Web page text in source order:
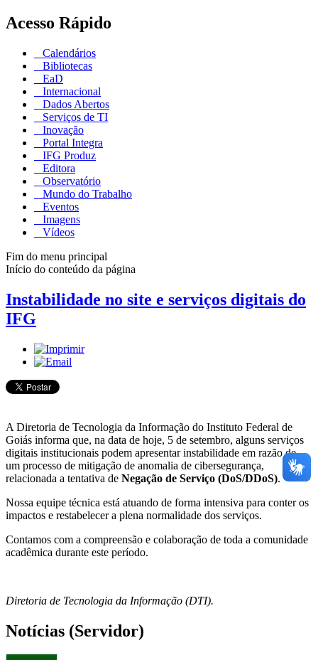
Acesso Rápido
Calendários
Bibliotecas
EaD
Internacional
Dados Abertos
Serviços de TI
Inovação
Portal Integra
IFG Produz
Editora
Observatório
Mundo do Trabalho
Eventos
Imagens
Vídeos
Fim do menu principal
Início do conteúdo da página
Instabilidade no site e serviços digitais do
IFG
A Diretoria de Tecnologia da Informação do Instituto Federal de
Goiás informa que, na data de hoje, 5 de setembro, alguns serviços
digitais institucionais podem apresentar instabilidade em razão de
um processo de mitigação de anomalia de cibersegurança,
relacionada a tentativa de Negação de Serviço (DoS/DDoS).
Nossa equipe técnica está atuando de forma intensiva para conter os
impactos e restabelecer a plena normalidade dos serviços.
Contamos com a compreensão e colaboração de toda a comunidade
acadêmica durante este período.
Diretoria de Tecnologia da Informação (DTI).
Notícias (Servidor)